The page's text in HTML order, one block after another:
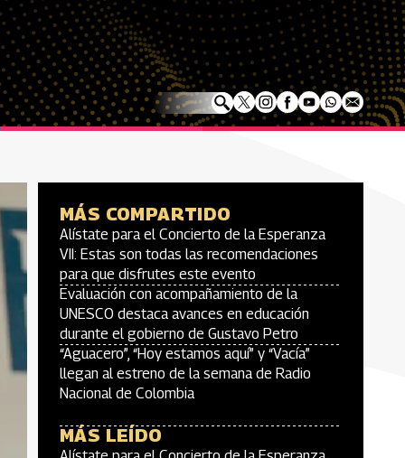
MÁS COMPARTIDO
Alístate para el Concierto de la Esperanza
VII: Estas son todas las recomendaciones
para que disfrutes este evento
Evaluación con acompañamiento de la
UNESCO destaca avances en educación
durante el gobierno de Gustavo Petro
“Aguacero”, “Hoy estamos aquí” y “Vacía”
llegan al estreno de la semana de Radio
Nacional de Colombia
MÁS LEÍDO